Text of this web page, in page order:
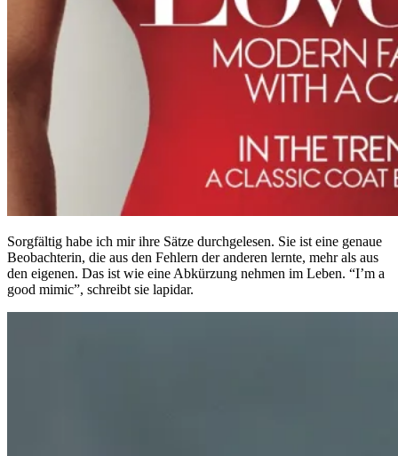
Sorgfältig habe ich mir ihre Sätze durchgelesen. Sie ist eine genaue
Beobachterin, die aus den Fehlern der anderen lernte, mehr als aus
den eigenen. Das ist wie eine Abkürzung nehmen im Leben. “I’m a
good mimic”, schreibt sie lapidar.